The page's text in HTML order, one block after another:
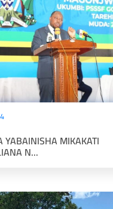
YABAINISHA MIKAKATI
N...